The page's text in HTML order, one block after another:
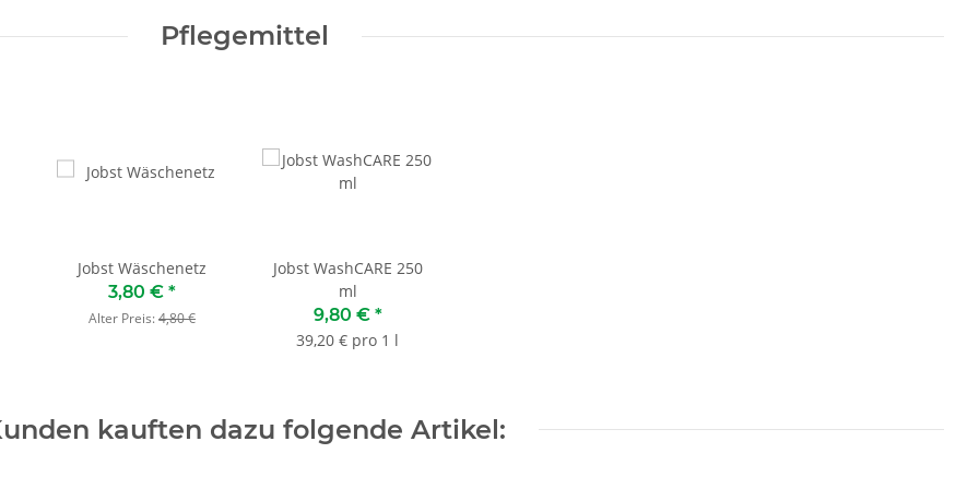
Pflegemittel
Jobst Wäschenetz
3,80 € *
Alter Preis:4,80 €
Jobst WashCARE 250
ml
9,80 € *
39,20 € pro 1 l
kauften dazu folgende Artikel: